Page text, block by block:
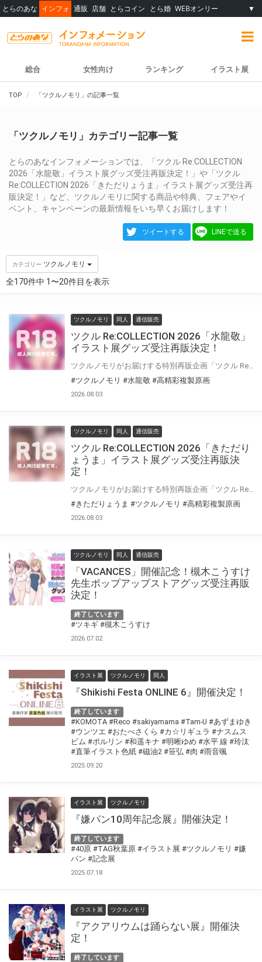
とらのあな インフォ 通販 店舗 とらコイン とら婚 WEBオンリー ▼
総合 女性向け ランキング イラスト展
TOP 「ツクルノモリ」の記事一覧
「ツクルノモリ」カテゴリー記事一覧
とらのあなインフォメーションでは、「ツクル Re:COLLECTION
2026「水龍敬」イラスト展グッズ受注再販決定！」や「ツクル
Re:COLLECTION 2026「きただりょうま」イラスト展グッズ受注再
販決定！」など、ツクルノモリに関する商品や特典、フェアやイ
ベント、キャンペーンの最新情報をいち早くお届けします！
ツイートする LINEで送る
カテゴリー ツクルノモリ
全170件中 1〜20件目を表示
ツクルノモリ 同人 通信販売
ツクル Re:COLLECTION 2026「水龍敬」
イラスト展グッズ受注再販決定！
#ツクルノモリ #水龍敬 #高精彩複製原画
2026.08.03
ツクルノモリ 同人 通信販売
ツクル Re:COLLECTION 2026「きただり
ょうま」イラスト展グッズ受注再販決
定！
#きただりょうま #ツクルノモリ #高精彩複製原画
2026.08.03
ツクルノモリ 同人 通信販売
「VACANCES」開催記念！槻木こうすけ
先生ポップアップストアグッズ受注再販
決定！
終了しています
#ツキギ #槻木こうすけ
2026.07.02
イラスト展 ツクルノモリ 同人
『Shikishi Festa ONLINE 6』開催決定！
終了しています
#KOMOTA #Reco #sakiyamama #Tam-U #あずまゆき
#ウンツエ #おたべさくら #カ☆リギュラ #ナスムス
ビム #ポルリン #和遥キナ #明晰ゆめ #水平 線 #玲汰
#直筆イラスト色紙 #磁油2 #笹弘 #肉 #雨音颯
2025.09.20
イラスト展 ツクルノモリ
『嫌パン10周年記念展』開催決定！
終了しています
#40原 #TAG秋葉原 #イラスト展 #ツクルノモリ #嫌
パン #記念展
2025.07.18
イラスト展 ツクルノモリ
『アクアリウムは踊らない展』開催決
定！
終了しています